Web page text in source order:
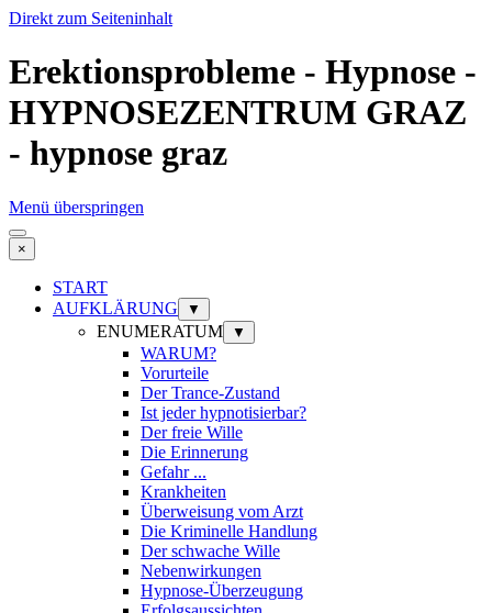
Direkt zum Seiteninhalt
Erektionsprobleme - Hypnose -
HYPNOSEZENTRUM GRAZ
- hypnose graz
Menü überspringen
×
START
AUFKLÄRUNG
▼
ENUMERATUM ▼
WARUM?
Vorurteile
Der Trance-Zustand
Ist jeder hypnotisierbar?
Der freie Wille
Die Erinnerung
Gefahr ...
Krankheiten
Überweisung vom Arzt
Die Kriminelle Handlung
Der schwache Wille
Nebenwirkungen
Hypnose-Überzeugung